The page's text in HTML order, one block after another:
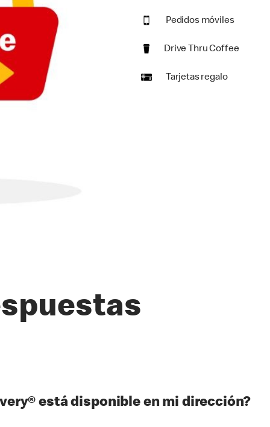
Pedidos móviles
Drive Thru Coffee
Tarjetas regalo
está disponible en mi dirección?